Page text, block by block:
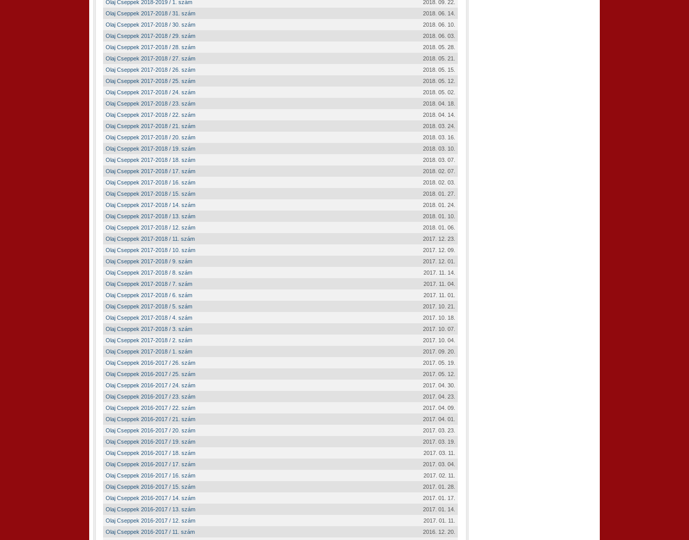
Olaj Cseppek 2018-2019 / 1. szám
2018. 09. 22.
Olaj Cseppek 2017-2018 / 31. szám
2018. 06. 14.
Olaj Cseppek 2017-2018 / 30. szám
2018. 06. 10.
Olaj Cseppek 2017-2018 / 29. szám
2018. 06. 03.
Olaj Cseppek 2017-2018 / 28. szám
2018. 05. 28.
Olaj Cseppek 2017-2018 / 27. szám
2018. 05. 21.
Olaj Cseppek 2017-2018 / 26. szám
2018. 05. 15.
Olaj Cseppek 2017-2018 / 25. szám
2018. 05. 12.
Olaj Cseppek 2017-2018 / 24. szám
2018. 05. 02.
Olaj Cseppek 2017-2018 / 23. szám
2018. 04. 18.
Olaj Cseppek 2017-2018 / 22. szám
2018. 04. 14.
Olaj Cseppek 2017-2018 / 21. szám
2018. 03. 24.
Olaj Cseppek 2017-2018 / 20. szám
2018. 03. 16.
Olaj Cseppek 2017-2018 / 19. szám
2018. 03. 10.
Olaj Cseppek 2017-2018 / 18. szám
2018. 03. 07.
Olaj Cseppek 2017-2018 / 17. szám
2018. 02. 07.
Olaj Cseppek 2017-2018 / 16. szám
2018. 02. 03.
Olaj Cseppek 2017-2018 / 15. szám
2018. 01. 27.
Olaj Cseppek 2017-2018 / 14. szám
2018. 01. 24.
Olaj Cseppek 2017-2018 / 13. szám
2018. 01. 10.
Olaj Cseppek 2017-2018 / 12. szám
2018. 01. 06.
Olaj Cseppek 2017-2018 / 11. szám
2017. 12. 23.
Olaj Cseppek 2017-2018 / 10. szám
2017. 12. 09.
Olaj Cseppek 2017-2018 / 9. szám
2017. 12. 01.
Olaj Cseppek 2017-2018 / 8. szám
2017. 11. 14.
Olaj Cseppek 2017-2018 / 7. szám
2017. 11. 04.
Olaj Cseppek 2017-2018 / 6. szám
2017. 11. 01.
Olaj Cseppek 2017-2018 / 5. szám
2017. 10. 21.
Olaj Cseppek 2017-2018 / 4. szám
2017. 10. 18.
Olaj Cseppek 2017-2018 / 3. szám
2017. 10. 07.
Olaj Cseppek 2017-2018 / 2. szám
2017. 10. 04.
Olaj Cseppek 2017-2018 / 1. szám
2017. 09. 20.
Olaj Cseppek 2016-2017 / 26. szám
2017. 05. 19.
Olaj Cseppek 2016-2017 / 25. szám
2017. 05. 12.
Olaj Cseppek 2016-2017 / 24. szám
2017. 04. 30.
Olaj Cseppek 2016-2017 / 23. szám
2017. 04. 23.
Olaj Cseppek 2016-2017 / 22. szám
2017. 04. 09.
Olaj Cseppek 2016-2017 / 21. szám
2017. 04. 01.
Olaj Cseppek 2016-2017 / 20. szám
2017. 03. 23.
Olaj Cseppek 2016-2017 / 19. szám
2017. 03. 19.
Olaj Cseppek 2016-2017 / 18. szám
2017. 03. 11.
Olaj Cseppek 2016-2017 / 17. szám
2017. 03. 04.
Olaj Cseppek 2016-2017 / 16. szám
2017. 02. 11.
Olaj Cseppek 2016-2017 / 15. szám
2017. 01. 28.
Olaj Cseppek 2016-2017 / 14. szám
2017. 01. 17.
Olaj Cseppek 2016-2017 / 13. szám
2017. 01. 14.
Olaj Cseppek 2016-2017 / 12. szám
2017. 01. 11.
Olaj Cseppek 2016-2017 / 11. szám
2016. 12. 20.